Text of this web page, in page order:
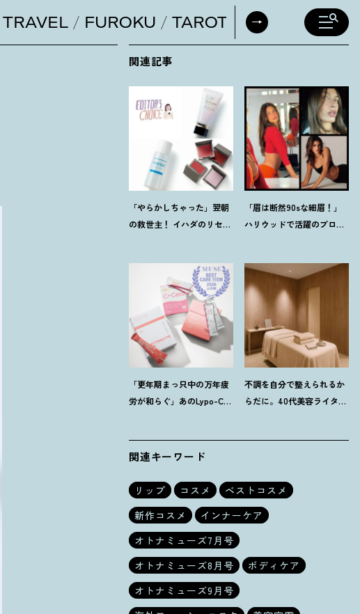
TRAVEL FUROKU TAROT DAILY
関連記事
「やらかしちゃった」翌朝
の救世主 ！ イハダのリセッ
「眉は断然90sな細眉 ！ 」
ハリウッドで活躍のプロに
「更年期まっ只中の万年疲
労が和らぐ」あのLypo-C新
不調を自分で整えられるか
らだに。40代美容ライター
関連キーワード
リップ コスメ
ベストコスメ
新作コスメ
インナーケア
オトナミューズ7月号
オトナミューズ8月号
ボディケア
オトナミューズ9月号